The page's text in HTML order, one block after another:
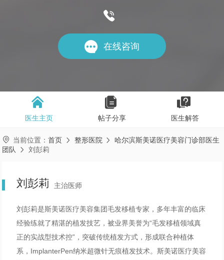

 在线咨询

医生主页

帖子分享

医生解答
 当前位置：首页  整形医院 
哈尔滨斯美诺医疗美容门诊部医生
团队
 刘彭莉
刘彭莉 主治医师
刘彭莉是斯美诺医疗美容集团毛发移植专家，多年丰富的临床
经验练就了精湛的植发技艺，被业界美誉为“毛发移植领域真
正的实战型技术控”，突破传统植发方式，形成联合种植体
系，ImplanterPen纳米超微针无痕植发技术。斯美诺医疗美容